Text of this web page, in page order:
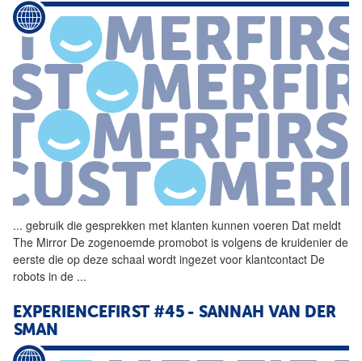
... gebruik die gesprekken met klanten kunnen voeren Dat meldt
The Mirror De zogenoemde promobot is volgens de kruidenier de
eerste die op deze schaal wordt ingezet voor klantcontact De
robots in de ...
EXPERIENCEFIRST #45 - SANNAH VAN DER
SMAN